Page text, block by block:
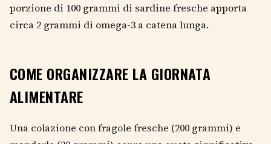
porzione di 100 grammi di sardine fresche apporta
circa 2 grammi di omega-3 a catena lunga.
COME ORGANIZZARE LA GIORNATA
ALIMENTARE
Una colazione con fragole fresche (200 grammi) e